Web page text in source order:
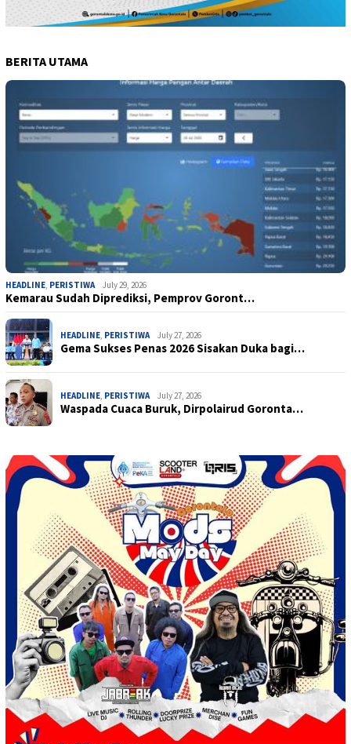
BERITA UTAMA
HEADLINE PERISTIWA July 29, 2026
Kemarau Sudah Diprediksi, Pemprov Goront…
HEADLINE PERISTIWA July 27, 2026
Gema Sukses Penas 2026 Sisakan Duka bagi…
HEADLINE PERISTIWA July 27, 2026
Waspada Cuaca Buruk, Dirpolairud Goronta…